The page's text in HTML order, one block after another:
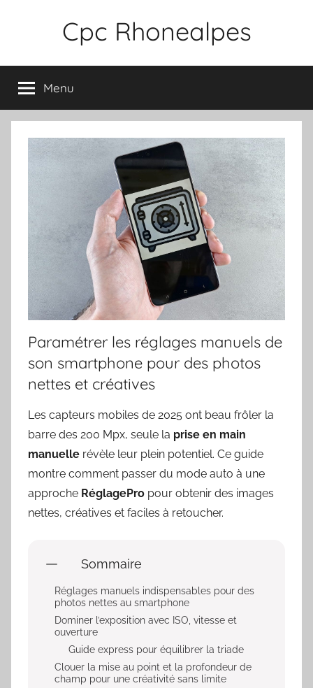
Cpc Rhonealpes
Menu
Paramétrer les réglages manuels de
son smartphone pour des photos
nettes et créatives
Les capteurs mobiles de 2025 ont beau frôler la
barre des 200 Mpx, seule la prise en main
manuelle révèle leur plein potentiel. Ce guide
montre comment passer du mode auto à une
approche RéglagePro pour obtenir des images
nettes, créatives et faciles à retoucher.
Sommaire
Réglages manuels indispensables pour des
photos nettes au smartphone
Dominer l’exposition avec ISO, vitesse et
ouverture
Guide express pour équilibrer la triade
Clouer la mise au point et la profondeur de
champ pour une créativité sans limite